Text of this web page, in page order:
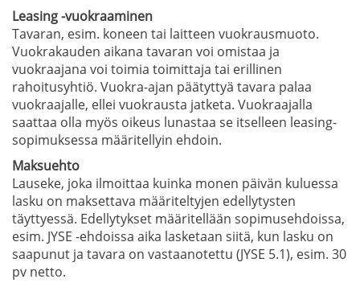
Leasing -vuokraaminen
Tavaran, esim. koneen tai laitteen vuokrausmuoto.
Vuokrakauden aikana tavaran voi omistaa ja
vuokraajana voi toimia toimittaja tai erillinen
rahoitusyhtiö. Vuokra-ajan päätyttyä tavara palaa
vuokraajalle, ellei vuokrausta jatketa. Vuokraajalla
saattaa olla myös oikeus lunastaa se itselleen leasing-
sopimuksessa määritellyin ehdoin.
Maksuehto
Lauseke, joka ilmoittaa kuinka monen päivän kuluessa
lasku on maksettava määriteltyjen edellytysten
täyttyessä. Edellytykset määritellään sopimusehdoissa,
esim. JYSE -ehdoissa aika lasketaan siitä, kun lasku on
saapunut ja tavara on vastaanotettu (JYSE 5.1), esim. 30
pv netto.